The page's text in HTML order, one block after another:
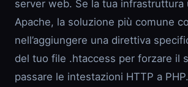
server web. Se la tua infrastruttura
Apache, la soluzione più comune
nell’aggiungere una direttiva
del tuo file .htaccess per forzare il
passare le intestazioni HTTP a